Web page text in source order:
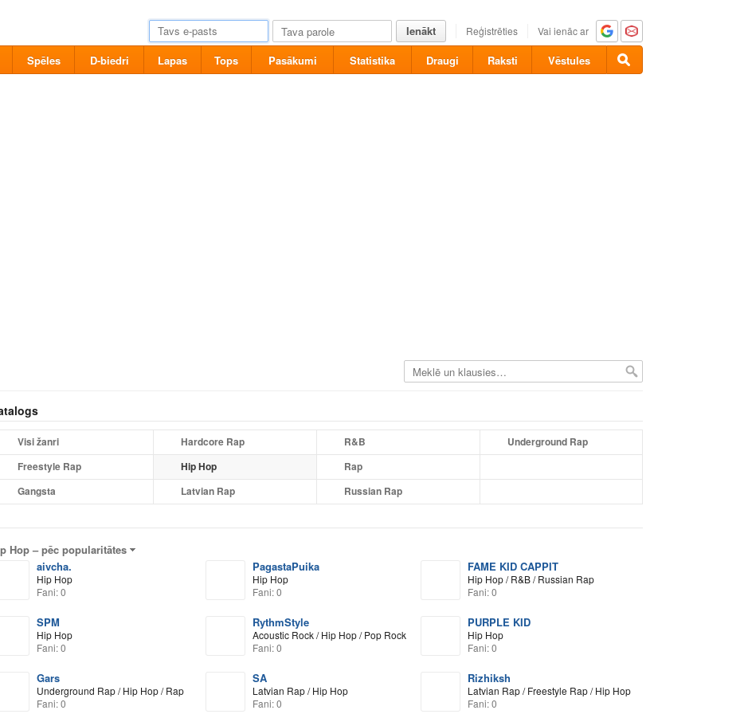
Ienākt Reģistrēties Vai ienāc ar
Spēles D-biedri Lapas Tops Pasākumi Statistika Draugi Raksti Vēstules
Visi žanri Hardcore Rap R&B
Underground Rap
Freestyle Rap
Hip Hop
Rap
Gangsta
Latvian Rap Russian Rap
Hop –pēc popularitātes
aivcha.
Hip Hop
Fani: 0
PagastaPuika
Hip Hop
Fani: 0
FAME KID CAPPIT
Hip Hop / R&B / Russian Rap
Fani: 0
SPM
Hip Hop
Fani: 0
RythmStyle
Acoustic Rock / Hip Hop / Pop Rock
Fani: 0
PURPLE KID
Hip Hop
Fani: 0
Gars
Underground Rap / Hip Hop / Rap
Fani: 0
SA
Latvian Rap / Hip Hop
Fani: 0
Rizhiksh
Latvian Rap / Freestyle Rap / Hip Hop
Fani: 0